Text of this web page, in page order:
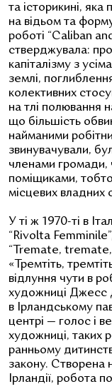
та історикині, яка
на відьом та
роботі “Caliban
стверджувала:
капіталізму з
землі,
колективних
на тлі полювання
що більшість
найманими
звинувачували,
членами громади,
поміщиками,
місцевих владних
У ті ж 1970-ті в
“Rivolta
“Tremate,
«Тремтіть,
відлуння чути в
художниці Джесс
в Ірландському
центрі — голос і
художниці, таких
ранньому
закону. Створена
Ірландії, робота